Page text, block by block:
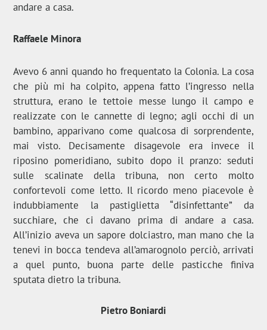
andare a casa.
Raffaele Minora
Avevo 6 anni quando ho frequentato la Colonia. La cosa
che più mi ha colpito, appena fatto l’ingresso nella
struttura, erano le tettoie messe lungo il campo e
realizzate con le cannette di legno; agli occhi di un
bambino, apparivano come qualcosa di sorprendente,
mai visto. Decisamente disagevole era invece il
riposino pomeridiano, subito dopo il pranzo: seduti
sulle scalinate della tribuna, non certo molto
confortevoli come letto. Il ricordo meno piacevole è
indubbiamente la pastiglietta “disinfettante” da
succhiare, che ci davano prima di andare a casa.
All’inizio aveva un sapore dolciastro, man mano che la
tenevi in bocca tendeva all’amarognolo perciò, arrivati
a quel punto, buona parte delle pasticche finiva
sputata dietro la tribuna.
Pietro Boniardi